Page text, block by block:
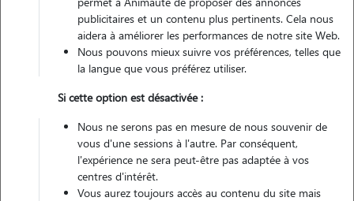
Nos cat sitters à Plouescat
publicitaires et un contenu plus pertinents. Cela nous
aidera à améliorer les performances de notre site Web.
Nous pouvons mieux suivre vos préférences, telles que
la langue que vous préférez utiliser.
Si cette option est désactivée :
Nous ne serons pas en mesure de nous souvenir de
vous d'une sessions à l'autre. Par conséquent,
l'expérience ne sera peut-être pas adaptée à vos
centres d'intérêt.
Vous aurez toujours accès au contenu du site mais